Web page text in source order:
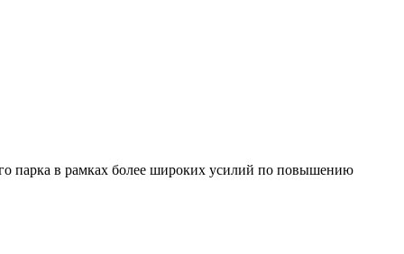
парка в рамках более широких усилий по повышению